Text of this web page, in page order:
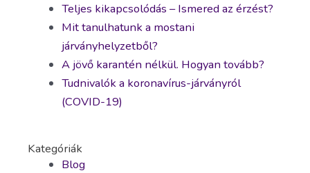
Teljes kikapcsolódás – Ismered az érzést?
Mit tanulhatunk a mostani
járványhelyzetből?
A jövő karantén nélkül. Hogyan tovább?
Tudnivalók a koronavírus-járványról
(COVID-19)
Kategóriák
Blog